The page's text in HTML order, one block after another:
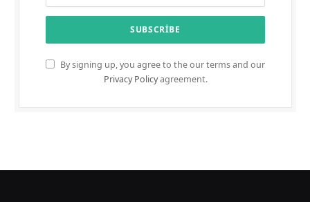
By signing up, you agree to the our terms and our
Privacy Policyagreement.